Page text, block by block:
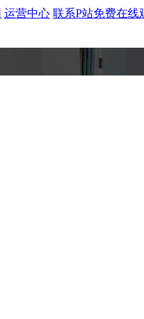
运营中心 联系P站免费在线